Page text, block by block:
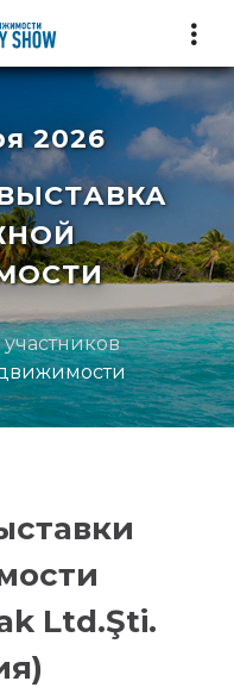
2026
Ltd.Şti.